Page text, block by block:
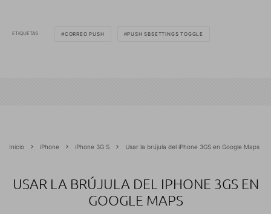
ETIQUETAS CORREO PUSH PUSH SBSETTINGS TOGGLE
Inicio iPhone iPhone 3G S Usar la brújula del iPhone 3GS en Google Maps
USAR LA BRÚJULA DEL IPHONE 3GS EN
GOOGLE MAPS